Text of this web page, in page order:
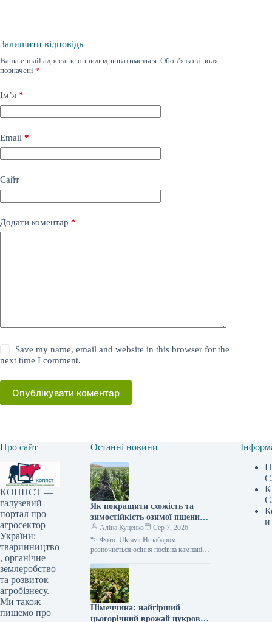
Залишити відповідь
Ваша e-mail адреса не оприлюднюватиметься. Обов’язкові поля
позначені *
Ім’я *
Email *
Сайт
Додати коментар *
Save my name, email and website in this browser for the
next time I comment.
Опублікувати коментар
Про сайт
КОППСТ —
галузевий
портал про
агросектор
України:
тваринництво
, органічне
землеробство
та розвиток
агробізнесу.
Ми також
пишемо про
Останні новини
Як покращити схожість та
зимостійкість озимої пшениці,
роз’яснили в Ukravit —
SuperAgronom.com
Аліна Куценко
Сер 7, 2026
“> Фото: Ukravit Незабаром
розпочнеться осіння посівна кампанія
паралельно з традиційним
підживленням, спеціалісти компанії
Ukravit
Німеччина: найгірший
цьогорічний врожай цукрових
и